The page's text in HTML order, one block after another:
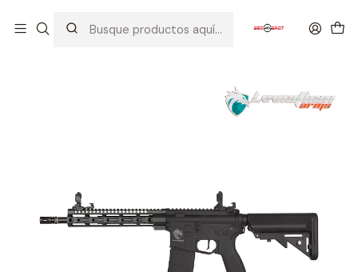
LEVIATHAN ARMS M4 MLOK BK 2G ETU (ADVANCED)